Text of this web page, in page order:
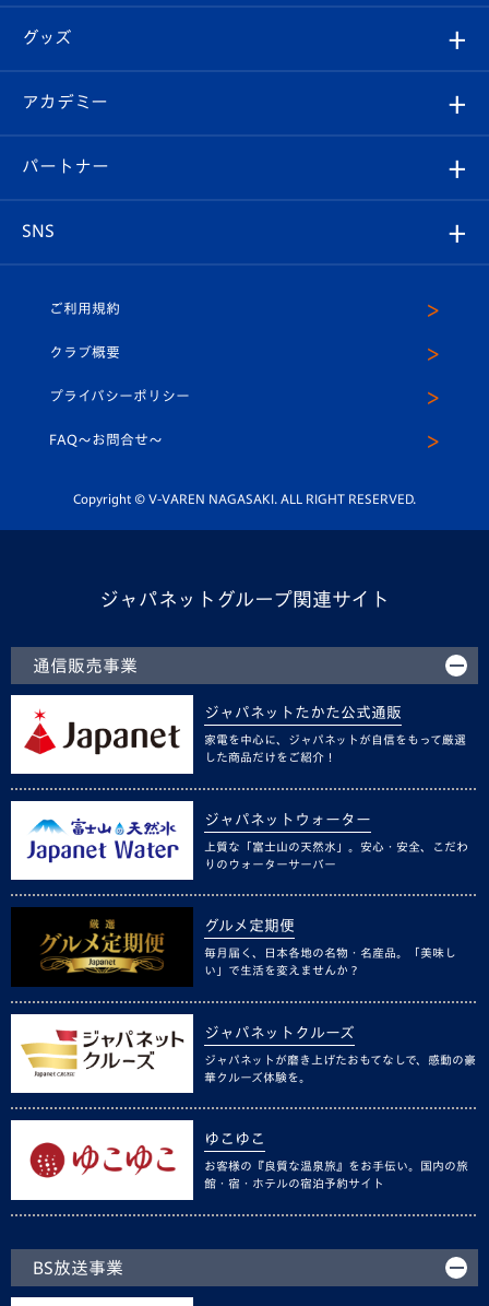
チケット
イベント
メディア
ホームタウン
スタッフプロフィール
マスコット紹介
平和祈念活動
ホームタウン活動
はじめての観戦ガイド
Revive Team
ヴィヴィくんの長崎おもてなしガイド
フォトギャラリー
スタジアムグルメ
チケット
V-LOVERS（ファンクラブ）
プレイヤーズスイート
グッズ
オンラインショップ
店舗情報
アカデミー
育成からのお知らせ
U-18
スクール
パートナー
SNS
ヴィヴィくんインスタグラム
公式LINE＠
ご利用規約
クラブ概要
プライバシーポリシー
FAQ〜お問合せ〜
Copyright © V-VAREN NAGASAKI. ALL RIGHT RESERVED.
ジャパネットグループ関連サイト
通信販売事業
ジャパネットたかた公式通販
家電を中心に、ジャパネットが自信をもって厳選
した商品だけをご紹介！
ジャパネットウォーター
上質な「富士山の天然水」。安心・安全、こだわ
りのウォーターサーバー
グルメ定期便
毎月届く、日本各地の名物・名産品。「美味し
い」で生活を変えませんか？
ジャパネットクルーズ
ジャパネットが磨き上げたおもてなしで、感動の豪
華クルーズ体験を。
ゆこゆこ
お客様の『良質な温泉旅』をお手伝い。国内の旅
館・宿・ホテルの宿泊予約サイト
BS放送事業